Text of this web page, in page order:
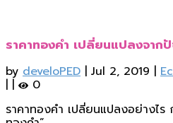
ราคาทองคำ เปลี่ยนแปลงจากปั
by develoPED | Jul 2, 2019 |
| |
0
ราคาทองคำ เปลี่ยนแปลงอย่างไร